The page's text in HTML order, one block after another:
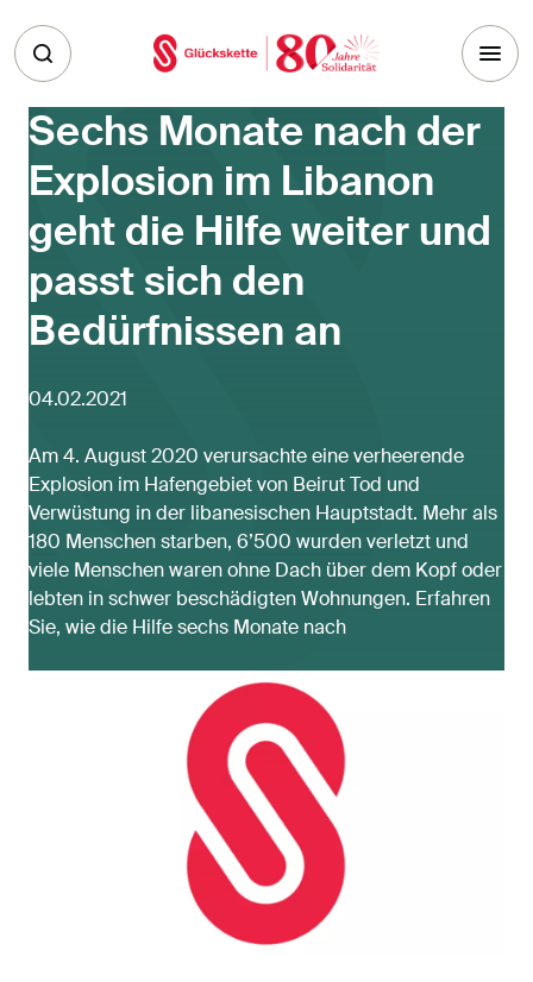
Sechs Monate nach der
Explosion im Libanon
geht die Hilfe weiter und
passt sich den
Bedürfnissen an
04.02.2021
Am 4. August 2020 verursachte eine verheerende
Explosion im Hafengebiet von Beirut Tod und
Verwüstung in der libanesischen Hauptstadt. Mehr als
180 Menschen starben, 6’500 wurden verletzt und
viele Menschen waren ohne Dach über dem Kopf oder
lebten in schwer beschädigten Wohnungen. Erfahren
Sie, wie die Hilfe sechs Monate nach